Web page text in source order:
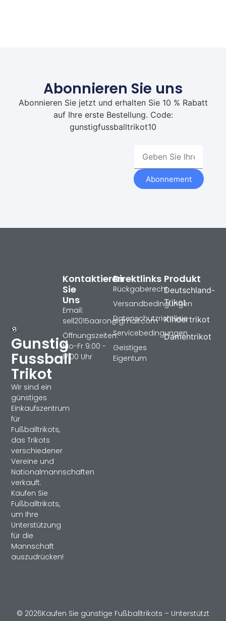
Abonnieren Sie uns
Abonnieren Sie jetzt und erhalten Sie 10 % Rabatt
auf Ihre erste Bestellung. Code:
gunstigfussballtrikot10
Abonnement
Gunstig
Fussball
Trikot
Wir sind ein
günstiges
Einkaufszentrum
für
Fußballtrikots,
das Trikots
verschiedener
Vereine und
Nationalmannschaften
verkauft.
Kaufen Sie
Fußballtrikots,
um Ihre
Unterstützung
für die
Mannschaft
auszudrücken!
Produkt
Deutschland-
Trikot
Kindertrikot
Damentrikot
Direktlinks
Rückgaberecht
Versandbedingungen
Datenschutzrichtlinie
Servicebedingungen
Geistiges
Eigentum
Kontaktieren
Sie
Uns
Email:
sell2015aaron@gmail.com
Öffnungszeiten:
Mo-Fr 9:00 -
17:00 Uhr
© 2026Kaufen Sie günstige Fußballtrikots – Unterstützt